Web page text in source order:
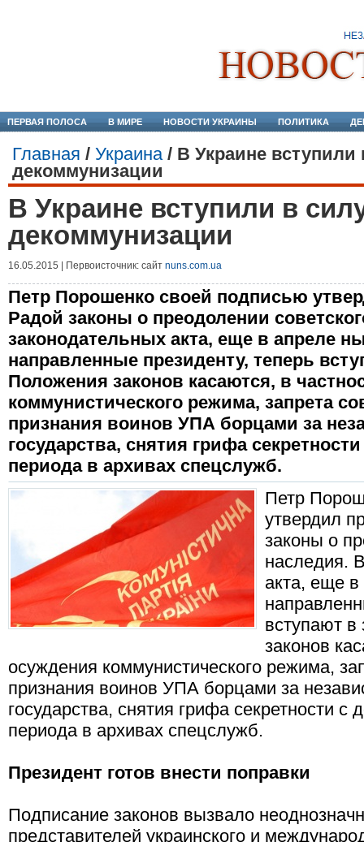
ПЕРВАЯ ПОЛОСА В МИРЕ НОВОСТИ УКРАИНЫ ПОЛИТИКА
Главная / Украина/ В Украине вступили
декоммунизации
В Украине вступили в
декоммунизации
16.05.2015 | Первоисточник: сайт nuns.com.ua
Петр Порошенко своей подписью
Радой законы о преодолении
законодательных акта, еще в апреле
направленные президенту, теперь
Положения законов касаются, в
коммунистического режима, запрета
признания воинов УПА борцами за
государства, снятия грифа
периода в архивах спецслужб.
Петр
утвердил
законы о
наследия.
акта, еще
вступают
законов
осуждения коммунистического режима,
признания воинов УПА борцами за
государства, снятия грифа секретности с
периода в архивах спецслужб.
Президент готов внести поправки
Подписание законов вызвало
представителей украинского и